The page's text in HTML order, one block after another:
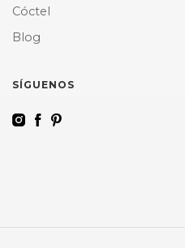
Cóctel
Blog
SÍGUENOS